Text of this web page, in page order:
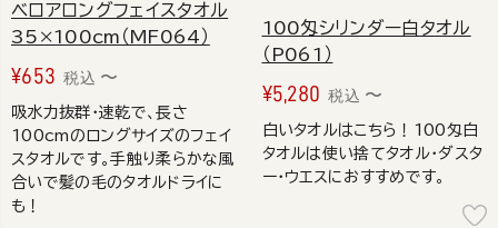
ベロアロングフェイスタオル
35×100cm（MF064）
¥653 税込 〜
吸水力抜群・速乾で、長さ
100cmのロングサイズのフェイ
スタオルです。手触り柔らかな風
合いで髪の毛のタオルドライに
も！
100匁シリンダー白タオル
（P061）
¥5,280 税込 〜
白いタオルはこちら！100匁白
タオルは使い捨てタオル・ダスタ
ー・ウエスにおすすめです。